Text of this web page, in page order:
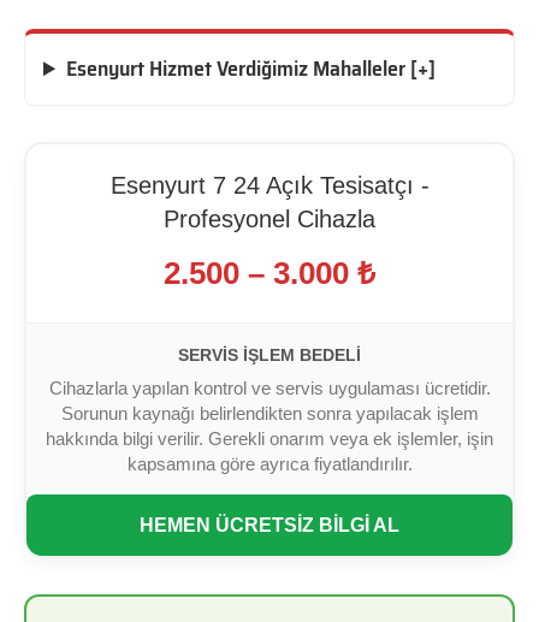
Esenyurt Hizmet Verdiğimiz Mahalleler [+]
Esenyurt 7 24 Açık Tesisatçı -
Profesyonel Cihazla
2.500 – 3.000 ₺
SERVIS İŞLEM BEDELI
Cihazlarla yapılan kontrol ve servis uygulaması ücretidir.
Sorunun kaynağı belirlendikten sonra yapılacak işlem
hakkında bilgi verilir. Gerekli onarım veya ek işlemler, işin
kapsamına göre ayrıca fiyatlandırılır.
HEMEN ÜCRETSİZ BİLGİ AL